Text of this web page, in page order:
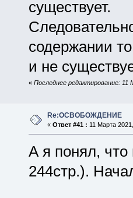
существует.
содержании
и не
« Последнее редактирование:
Re:ОСВОБОЖДЕНИЕ
« Ответ #41 : 11 Марта
А я понял, что
244стр.).